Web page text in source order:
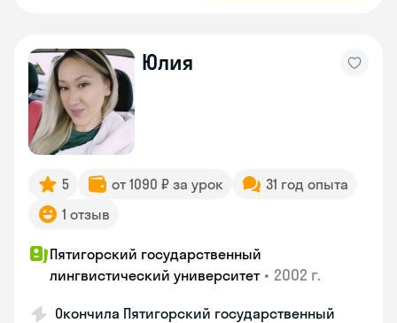
Юлия
5 от 1090 ₽ за урок
31 год опыта
1 отзыв
Пятигорский государственный
лингвистический университет • 2002 г.
Окончила Пятигорский государственный